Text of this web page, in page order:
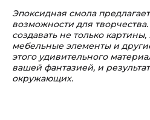
Эпоксидная смола
возможности для
создавать не только
мебельные элементы и
этого удивительного
вашей фантазией, и
окружающих.